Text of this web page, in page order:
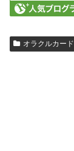
オラクルカード